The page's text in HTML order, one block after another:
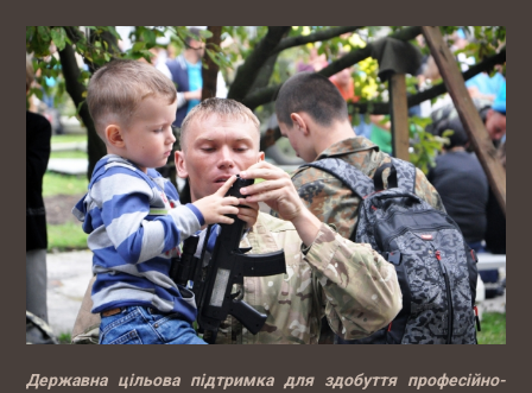
Державна цільова підтримка для здобуття професійно-